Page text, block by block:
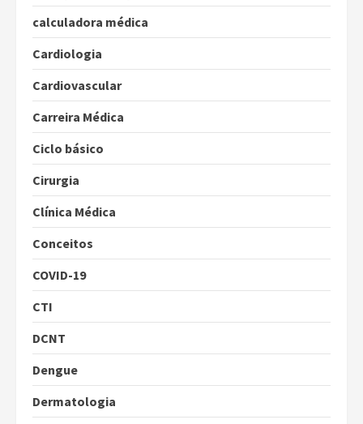
calculadora médica
Cardiologia
Cardiovascular
Carreira Médica
Ciclo básico
Cirurgia
Clínica Médica
Conceitos
COVID-19
CTI
DCNT
Dengue
Dermatologia